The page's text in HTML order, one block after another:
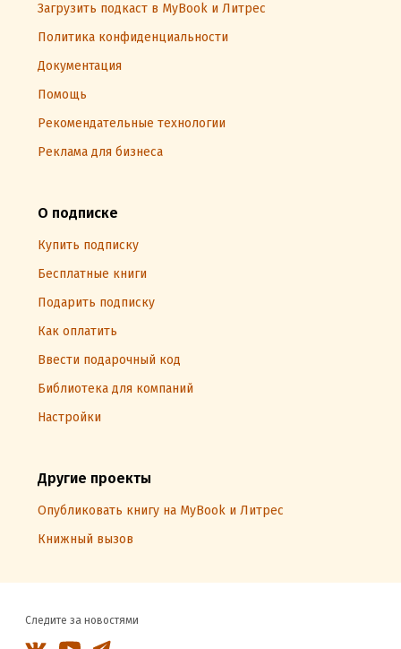
Загрузить подкаст в MyBook и Литрес
Политика конфиденциальности
Документация
Помощь
Рекомендательные технологии
Реклама для бизнеса
О подписке
Купить подписку
Бесплатные книги
Подарить подписку
Как оплатить
Ввести подарочный код
Библиотека для компаний
Настройки
Другие проекты
Опубликовать книгу на MyBook и Литрес
Книжный вызов
Следите за новостями